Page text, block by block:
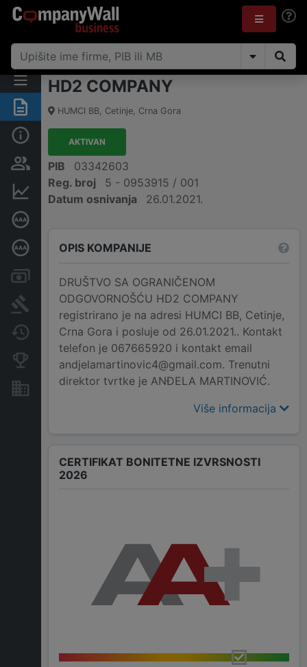
Sažetak
Osobe i vlasništvo
Finansijski podaci
Dubinska bonitetna ocjena
Računi i blokade
Arhiva sudskih objava
Promjene
Konkurentne kompanije
Nekretnine i imovina
HD2 COMPANY
HUMCI BB, Cetinje, Crna Gora
AKTIVAN
PIB
03342603
Reg. broj
5 - 0953915 / 001
Datum osnivanja
26.01.2021.
OPIS KOMPANIJE
DRUŠTVO SA OGRANIČENOM
ODGOVORNOŠĆU HD2 COMPANY
registrirano je na adresi HUMCI BB, Cetinje,
Crna Gora i posluje od 26.01.2021.. Kontakt
telefon je 067665920 i kontakt email
andjelamartinovic4@gmail.com. Trenutni
direktor tvrtke je ANĐELA MARTINOVIĆ.
Više informacija
CERTIFIKAT BONITETNE IZVRSNOSTI
2026